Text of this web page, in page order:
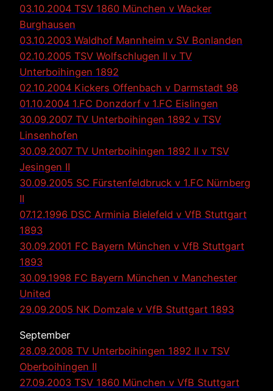
03.10.2004 TSV 1860 München v Wacker
Burghausen
03.10.2003 Waldhof Mannheim v SV Bonlanden
02.10.2005 TSV Wolfschlugen II v TV
Unterboihingen 1892
02.10.2004 Kickers Offenbach v Darmstadt 98
01.10.2004 1.FC Donzdorf v 1.FC Eislingen
30.09.2007 TV Unterboihingen 1892 v TSV
Linsenhofen
30.09.2007 TV Unterboihingen 1892 II v TSV
Jesingen II
30.09.2005 SC Fürstenfeldbruck v 1.FC Nürnberg
II
07.12.1996 DSC Arminia Bielefeld v VfB Stuttgart
1893
30.09.2001 FC Bayern München v VfB Stuttgart
1893
30.09.1998 FC Bayern München v Manchester
United
29.09.2005 NK Domzale v VfB Stuttgart 1893
September
28.09.2008 TV Unterboihingen 1892 II v TSV
Oberboihingen II
27.09.2003 TSV 1860 München v VfB Stuttgart